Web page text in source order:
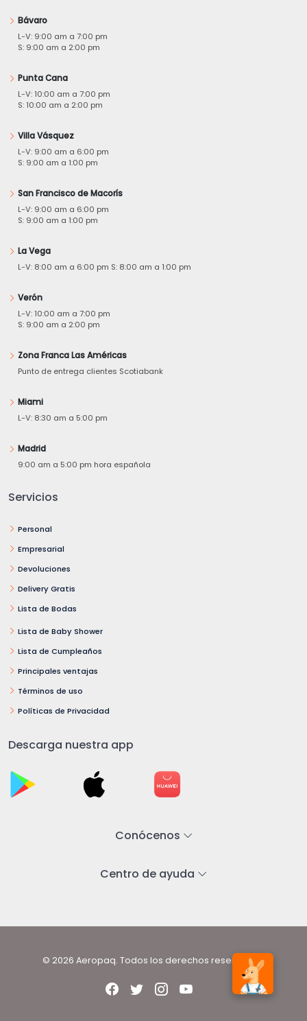
Bávaro
L-V: 9:00 am a 7:00 pm
S: 9:00 am a 2:00 pm
Punta Cana
L-V: 10:00 am a 7:00 pm
S: 10:00 am a 2:00 pm
Villa Vásquez
L-V: 9:00 am a 6:00 pm
S: 9:00 am a 1:00 pm
San Francisco de Macorís
L-V: 9:00 am a 6:00 pm
S: 9:00 am a 1:00 pm
La Vega
L-V: 8:00 am a 6:00 pm S: 8:00 am a 1:00 pm
Verón
L-V: 10:00 am a 7:00 pm
S: 9:00 am a 2:00 pm
Zona Franca Las Américas
Punto de entrega clientes Scotiabank
Miami
L-V: 8:30 am a 5:00 pm
Madrid
9:00 am a 5:00 pm hora española
Servicios
Personal
Empresarial
Devoluciones
Delivery Gratis
Lista de Bodas
Lista de Baby Shower
Lista de Cumpleaños
Principales ventajas
Términos de uso
Políticas de Privacidad
Descarga nuestra app
Conócenos
Centro de ayuda
© 2026 Aeropaq. Todos los derechos reservados.